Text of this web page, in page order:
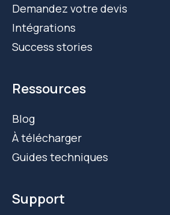
Demandez votre devis
Intégrations
Success stories
Ressources
Blog
À télécharger
Guides techniques
Support